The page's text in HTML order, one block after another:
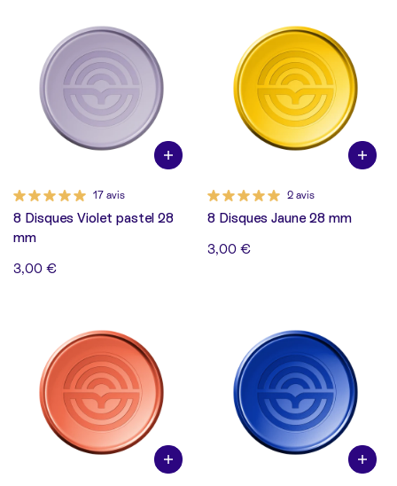
17 avis
8 Disques Violet pastel 28
mm
3,00 €
2 avis
8 Disques Jaune 28 mm
3,00 €